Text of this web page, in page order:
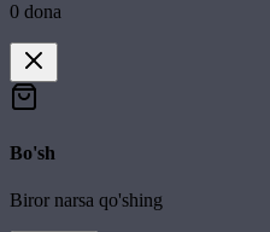
0 dona
Bo'sh
Biror narsa qo'shing